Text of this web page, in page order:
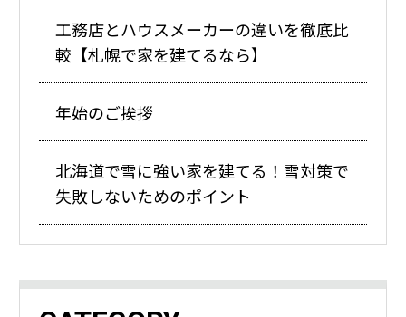
工務店とハウスメーカーの違いを徹底比
較【札幌で家を建てるなら】
年始のご挨拶
北海道で雪に強い家を建てる！雪対策で
失敗しないためのポイント